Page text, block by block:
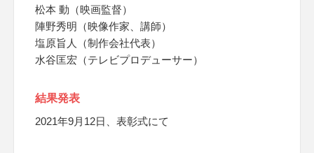
松本 動（映画監督）
陣野秀明（映像作家、講師）
塩原旨人（制作会社代表）
水谷匡宏（テレビプロデューサー）
結果発表
2021年9月12日、表彰式にて